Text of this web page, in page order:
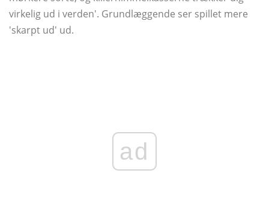
virkelig ud i verden'. Grundlæggende ser spillet mere
'skarpt ud' ud.
ad